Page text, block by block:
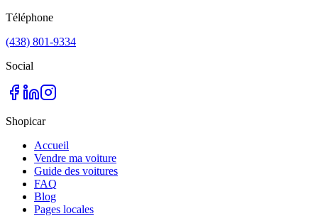
Téléphone
(438) 801-9334
Social
Shopicar
Accueil
Vendre ma voiture
Guide des voitures
FAQ
Blog
Pages locales